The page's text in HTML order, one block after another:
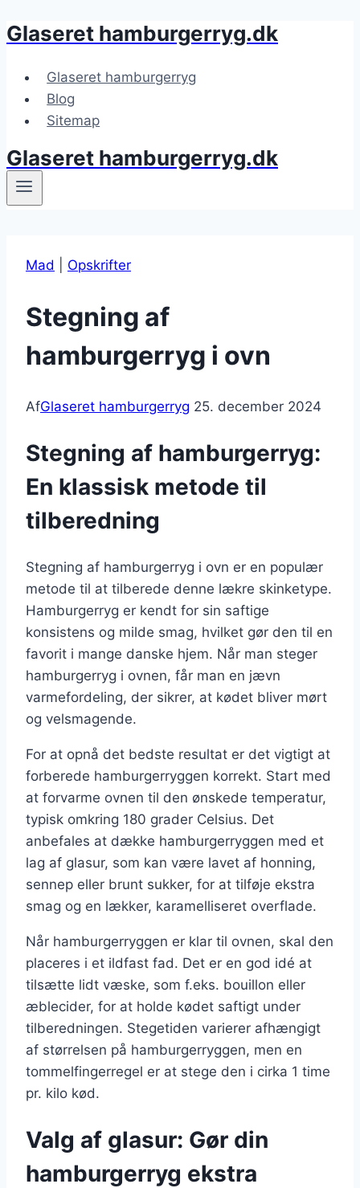
Fortsæt
indhold
Glaseret hamburgerryg.dk
Glaseret hamburgerryg
Blog
Sitemap
Glaseret hamburgerryg.dk
Mad Opskrifter
Stegning af
hamburgerryg i ovn
AfGlaseret hamburgerryg 25. december 2024
Stegning af hamburgerryg:
En klassisk metode til
tilberedning
Stegning af hamburgerryg i ovn er en populær
metode til at tilberede denne lækre skinketype.
Hamburgerryg er kendt for sin saftige
konsistens og milde smag, hvilket gør den til en
favorit i mange danske hjem. Når man steger
hamburgerryg i ovnen, får man en jævn
varmefordeling, der sikrer, at kødet bliver mørt
og velsmagende.
For at opnå det bedste resultat er det vigtigt at
forberede hamburgerryggen korrekt. Start med
at forvarme ovnen til den ønskede temperatur,
typisk omkring 180 grader Celsius. Det
anbefales at dække hamburgerryggen med et
lag af glasur, som kan være lavet af honning,
sennep eller brunt sukker, for at tilføje ekstra
smag og en lækker, karamelliseret overflade.
Når hamburgerryggen er klar til ovnen, skal den
placeres i et ildfast fad. Det er en god idé at
tilsætte lidt væske, som f.eks. bouillon eller
æblecider, for at holde kødet saftigt under
tilberedningen. Stegetiden varierer afhængigt
af størrelsen på hamburgerryggen, men en
tommelfingerregel er at stege den i cirka 1 time
pr. kilo kød.
Valg af glasur: Gør din
hamburgerryg ekstra